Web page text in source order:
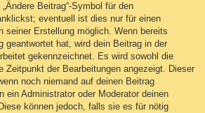
Beitrag“-Symbol für den
eventuell ist dies nur für einen
seiner Erstellung möglich. Wenn bereits
geantwortet hat, wird dein Beitrag in der
gekennzeichnet. Es wird sowohl die
Zeitpunkt der Bearbeitungen angezeigt. Dieser
noch niemand auf deinen Beitrag
ein Administrator oder Moderator deinen
können jedoch, falls sie es für nötig